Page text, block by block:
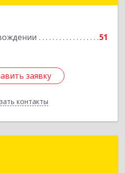
51
заявку
контакты
заявку
Назад